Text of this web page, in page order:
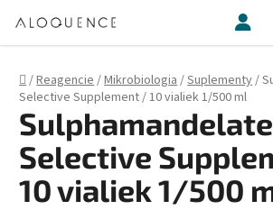
Domov
/Reagencie/Mikrobiologia/Suplementy/
Selective Supplement / 10 vialiek 1/500 ml
Sulphamandelate
Selective
10 vialiek 1/500